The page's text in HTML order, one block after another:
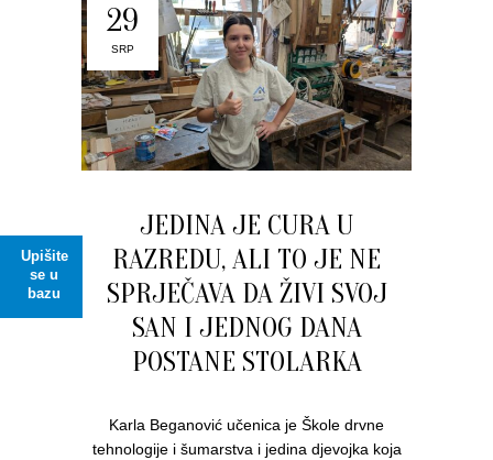
Upišite
se u
bazu
29
SRP
JEDINA JE CURA U
RAZREDU, ALI TO JE NE
SPRJEČAVA DA ŽIVI SVOJ
SAN I JEDNOG DANA
POSTANE STOLARKA
Karla Beganović učenica je Škole drvne
tehnologije i šumarstva i jedina djevojka koja